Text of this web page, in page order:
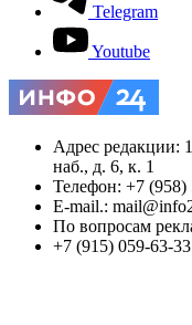
Telegram
Youtube
Адрес редакции:
наб., д. 6, к. 1
Телефон: +7 (958)
E-mail.:
По вопросам
+7 (915) 059-63-33